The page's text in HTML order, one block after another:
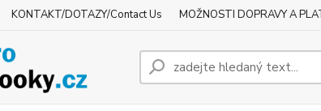
KONTAKT/DOTAZY/Contact Us MOŽNOSTI DOPRAVY A